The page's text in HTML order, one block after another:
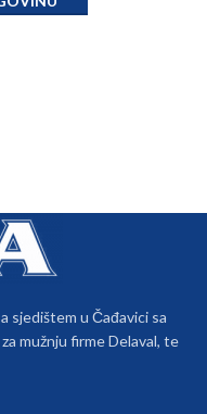
sjedištem u Čađavici sa
mužnju firme Delaval, te